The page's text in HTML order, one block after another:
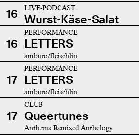
16 LIVE-PODCAST
Wurst-Käse-Salat
16
PERFORMANCE
LETTERS
amburo/fleischlin
17
PERFORMANCE
LETTERS
amburo/fleischlin
17
CLUB
Queertunes
Anthems Remixed Anthology